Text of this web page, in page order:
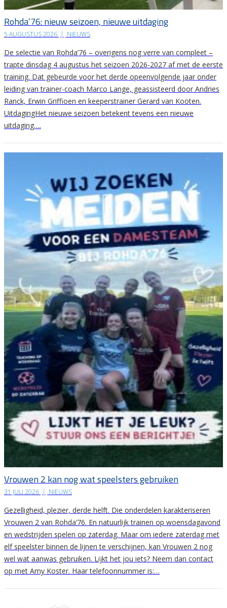
Rohda’76: nieuw seizoen, nieuwe uitdaging
5 AUGUSTUS 2026 | NIEUWS
De selectie van Rohda’76 – overigens nog verre van compleet –
trapte dinsdag 4 augustus het seizoen 2026-2027 af met de eerste
training. Dat gebeurde voor het derde opeenvolgende jaar onder
leiding van trainer-coach Marco Lange, geassisteerd door Andries
Ranck, Erwin Griffioen en keeperstrainer Gerard van Kooten.
UitdagingHet nieuwe seizoen betekent tevens een nieuwe
uitdaging….
Vrouwen 2 kan nog wat speelsters gebruiken
31 JULI 2026 | NIEUWS
Gezelligheid, plezier, derde helft. Die onderdelen karakteriseren
Vrouwen 2 van Rohda’76. En natuurlijk trainen op woensdagavond
en wedstrijden spelen op zaterdag. Maar om iedere zaterdag met
elf speelster binnen de lijnen te verschijnen, kan Vrouwen 2 nog
wel wat aanwas gebruiken. Lijkt het jou iets? Neem dan contact
op met Amy Koster. Haar telefoonnummer is:…